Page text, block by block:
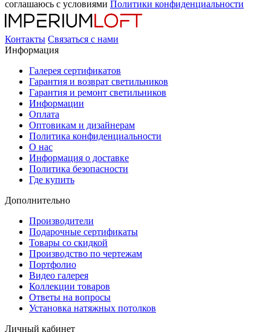
соглашаюсь с условиями Политики конфиденциальности
Контакты Связаться с нами
Информация
Галерея сертификатов
Гарантия и возврат светильников
Гарантия и ремонт светильников
Информации
Оплата
Оптовикам и дизайнерам
Политика конфиденциальности
О нас
Информация о доставке
Политика безопасности
Где купить
Дополнительно
Производители
Подарочные сертификаты
Товары со скидкой
Производство по чертежам
Портфолио
Видео галерея
Коллекции товаров
Ответы на вопросы
Установка натяжных потолков
Личный кабинет